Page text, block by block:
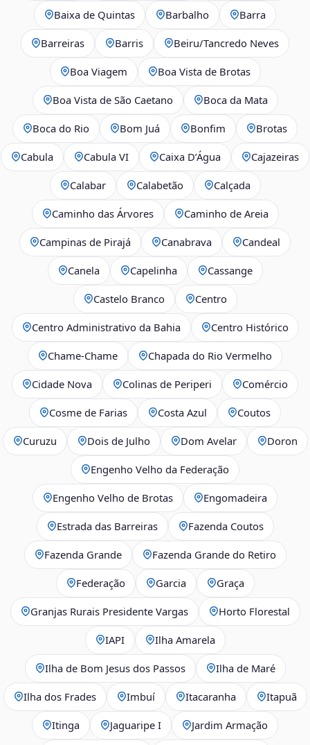
Baixa de Quintas Barbalho Barra
Barreiras Barris Beiru/Tancredo Neves
Boa Viagem Boa Vista de Brotas
Boa Vista de São Caetano Boca da Mata
Boca do Rio Bom Juá Bonfim Brotas
Cabula Cabula VI Caixa D’Água Cajazeiras
Calabar Calabetão Calçada
Caminho das Árvores Caminho de Areia
Campinas de Pirajá Canabrava Candeal
Canela Capelinha Cassange
Castelo Branco Centro
Centro Administrativo da Bahia Centro Histórico
Chame-Chame Chapada do Rio Vermelho
Cidade Nova Colinas de Periperi Comércio
Cosme de Farias Costa Azul Coutos
Curuzu Dois de Julho Dom Avelar Doron
Engenho Velho da Federação
Engenho Velho de Brotas Engomadeira
Estrada das Barreiras Fazenda Coutos
Fazenda Grande Fazenda Grande do Retiro
Federação Garcia Graça
Granjas Rurais Presidente Vargas Horto Florestal
IAPI Ilha Amarela
Ilha de Bom Jesus dos Passos Ilha de Maré
Ilha dos Frades Imbuí Itacaranha Itapuã
Itinga Jaguaripe I Jardim Armação